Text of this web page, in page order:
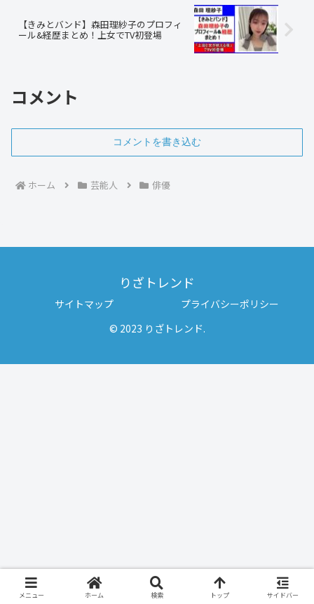
【きみとバンド】森田理紗子のプロフィ
ール&経歴まとめ！上女でTV初登場
コメント
コメントを書き込む
ホーム 芸能人 俳優
りざトレンド
サイトマップ
プライバシーポリシー
© 2023 りざトレンド.
メニュー ホーム 検索 トップ サイドバー